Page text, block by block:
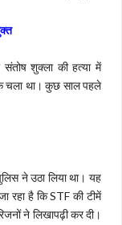
संतोष शुक्ला की हत्या में
चला था। कुछ साल पहले
ने उठा लिया था। यह
रहा है कि STF की टीमें
ने लिखापढ़ी कर दी।